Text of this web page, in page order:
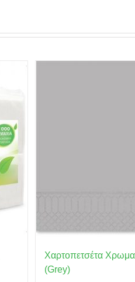
Χαρτοπετσέτα
(Grey)